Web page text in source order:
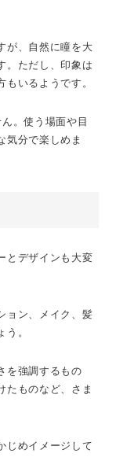
が、自然に瞳を大
。ただし、印象は
いるようです。
。使う場面や目
気分で楽しめま
とデザインも大変
ョン、メイク、髪
。
を強調するもの
たものなど、さま
じめイメージして